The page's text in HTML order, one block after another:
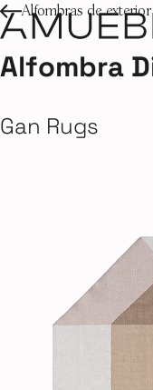
Alfombras de exterior
Alfombra
Gan Rugs